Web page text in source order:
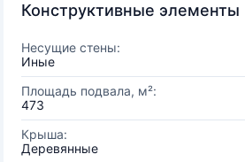
Конструктивные элементы
Несущие стены:
Иные
Площадь подвала, м²:
473
Крыша:
Деревянные